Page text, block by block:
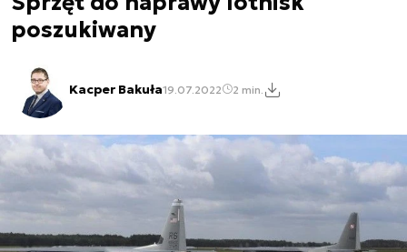
poszukiwany
Kacper Bakuła19.07.2022 2 min.